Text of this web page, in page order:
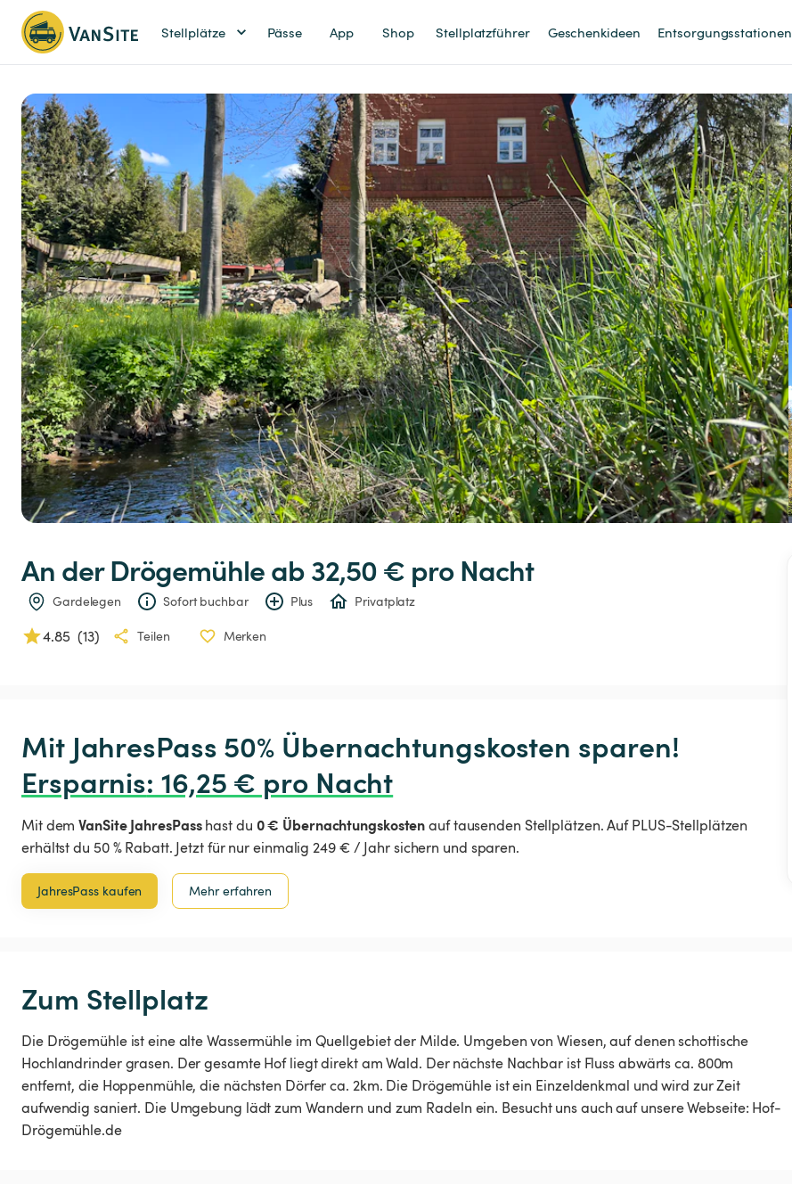
Stellplätze Pässe App Shop Stellplatzführer Geschenkideen Entsorgungsstationen
An der Drögemühle ab 32,50 € pro Nacht
Gardelegen Sofort buchbar Plus Privatplatz
4.85 (13) Teilen Merken
Ersparnis: 16,25 € pro Nacht
Mit demVanSite JahresPasshast du 0 € Übernachtungskostenauf tausenden Stellplätzen. Auf PLUS-Stellplätzen
erhältst du 50 % Rabatt. Jetzt für nur einmalig 249 € / Jahr sichern und sparen.
JahresPass kaufen Mehr erfahren
Zum Stellplatz
Die Drögemühle ist eine alte Wassermühle im Quellgebiet der Milde. Umgeben von Wiesen, auf denen schottische
Hochlandrinder grasen. Der gesamte Hof liegt direkt am Wald. Der nächste Nachbar ist Fluss abwärts ca. 800m
entfernt, die Hoppenmühle, die nächsten Dörfer ca. 2km. Die Drögemühle ist ein Einzeldenkmal und wird zur Zeit
aufwendig saniert. Die Umgebung lädt zum Wandern und zum Radeln ein. Besucht uns auch auf unsere Webseite: Hof-
Drögemühle.de